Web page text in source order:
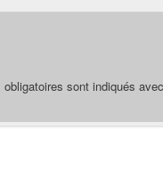
obligatoires sont indiqués avec